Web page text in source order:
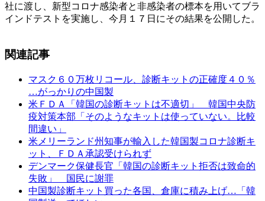
社に渡し、新型コロナ感染者と非感染者の標本を用いてブラ
インドテストを実施し、今月１７日にその結果を公開した。
関連記事
マスク６０万枚リコール、診断キットの正確度４０％
…がっかりの中国製
米ＦＤＡ「韓国の診断キットは不適切」 韓国中央防
疫対策本部「そのようなキットは使っていない。比較
間違い」
米メリーランド州知事が輸入した韓国製コロナ診断キ
ット、ＦＤＡ承認受けられず
デンマーク保健長官「韓国の診断キット拒否は致命的
失敗」 国民に謝罪
中国製診断キット買った各国、倉庫に積み上げ…「韓